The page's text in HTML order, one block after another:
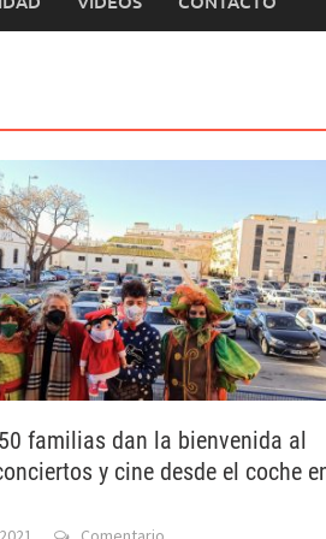
familias dan la bienvenida al
y cine desde el coche